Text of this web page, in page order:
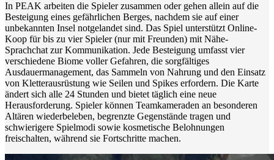
In PEAK arbeiten die Spieler zusammen oder gehen allein auf die
Besteigung eines gefährlichen Berges, nachdem sie auf einer
unbekannten Insel notgelandet sind. Das Spiel unterstützt Online-
Koop für bis zu vier Spieler (nur mit Freunden) mit Nähe-
Sprachchat zur Kommunikation. Jede Besteigung umfasst vier
verschiedene Biome voller Gefahren, die sorgfältiges
Ausdauermanagement, das Sammeln von Nahrung und den Einsatz
von Kletterausrüstung wie Seilen und Spikes erfordern. Die Karte
ändert sich alle 24 Stunden und bietet täglich eine neue
Herausforderung. Spieler können Teamkameraden an besonderen
Altären wiederbeleben, begrenzte Gegenstände tragen und
schwierigere Spielmodi sowie kosmetische Belohnungen
freischalten, während sie Fortschritte machen.